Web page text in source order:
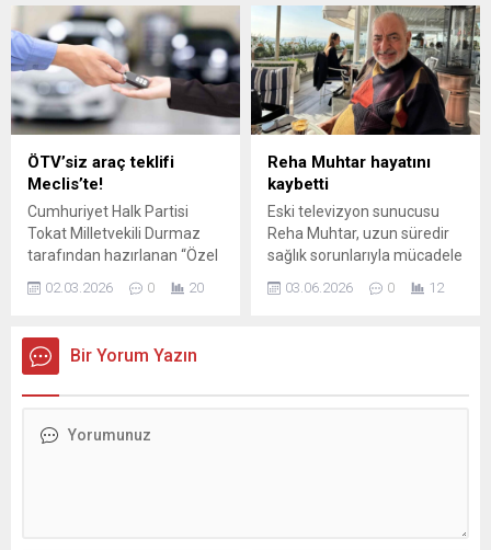
değerlendirmeler yaptı.
Özdemir, yaşanan
gelişmelerin rastgele olaylar
olmadığını; uzun süredir
biriken sorunların yansıması
olduğunu savundu. Özdemir,
İstanbul Büyükşehir
Belediyesi’nin mali
son yedi yılda ağır bir borç
yükünün ortaya çıktığını
belirtti....
Marmara, Ege
(Afyonkarahisar hariç), Batı
Akdeniz, Batı ve Orta
Karadeniz ile Mersin, Adana,
Osmaniye, Ankara,
Eskişehir, Çankırı ve ...
ÖTV’siz araç teklifi
Meclis’te!
Cumhuriyet Halk Partisi
Tokat Milletvekili Durmaz
tarafından hazırlanan “Özel
Değişiklik Yapılmasına Dair
Özel Tüketim Vergisi
Kanunu’nda değişiklik
02.03.2026 0 20
Reha Muhtar hayatını
kaybetti
Eski televizyon sunucusu
Reha Muhtar, uzun süredir
sağlık sorunlarıyla mücadele
evinde rahatsızlanmasının
03.06.2026 0 12
Bir Yorum Yazın